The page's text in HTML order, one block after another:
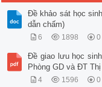
Đề khảo sát học
dẫn chấm)
6 1898 0
Đề giao lưu học
Phòng GD và ĐT
4 1596 0